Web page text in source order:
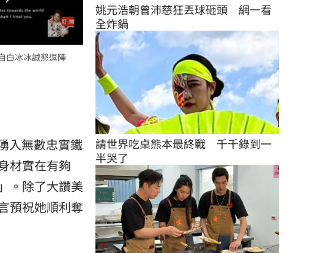
白冰冰誠懇逗陣
入無數忠實鐵
材實在有夠
。除了大讚美
預祝她順利奪
姚元浩朝曾沛慈狂丟球砸頭　網一看
全炸鍋
請世界吃桌熊本最終戰　千千錄到一
半哭了